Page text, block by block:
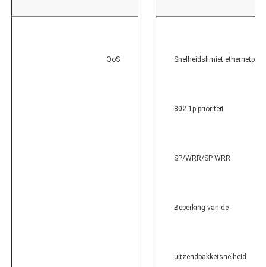
QoS Snelheidslimiet
802.1p-prioriteit
SP/WRR/SP WRR
Beperking van de
uitzendpakketsnelheid